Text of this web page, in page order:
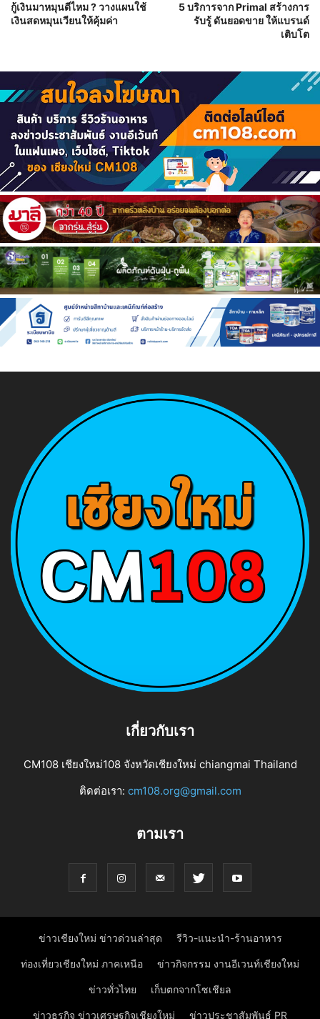
กู้เงินมาหมุนดีไหม ? วางแผนใช้
เงินสดหมุนเวียนให้คุ้มค่า
5 บริการจาก Primal สร้างการ
รับรู้ ดันยอดขาย ให้แบรนด์
เติบโต
เกี่ยวกับเรา
CM108 เชียงใหม่108 จังหวัดเชียงใหม่ chiangmai Thailand
ติดต่อเรา: cm108.org@gmail.com
ตามเรา
ข่าวเชียงใหม่ ข่าวด่วนล่าสุด รีวิว-แนะนำ-ร้านอาหาร
ท่องเที่ยวเชียงใหม่ ภาคเหนือ ข่าวกิจกรรม งานอีเวนท์เชียงใหม่
ข่าวทั่วไทย เก็บตกจากโซเชียล
ข่าวธุรกิจ ข่าวเศรษฐกิจเชียงใหม่ ข่าวประชาสัมพันธ์ PR